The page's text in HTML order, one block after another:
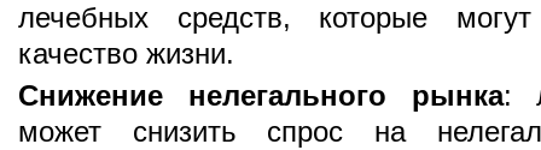
лечебных средств, которые
качество жизни.
Снижение нелегального рынка:
может снизить спрос на